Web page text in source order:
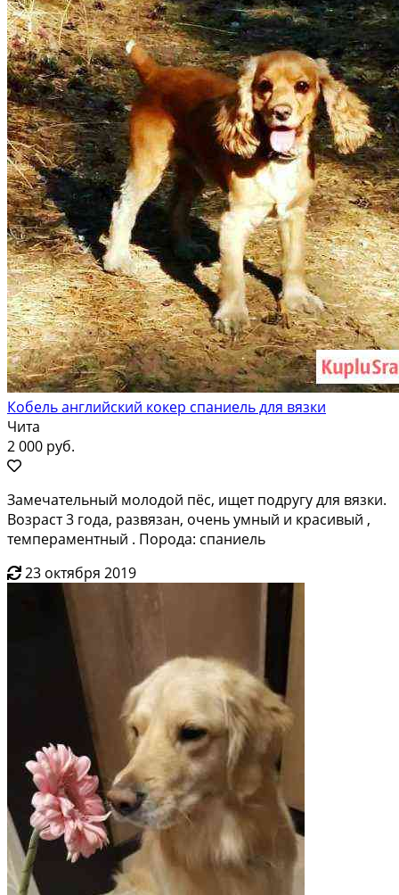
Кобель английский кокер спаниель для вязки
Чита
2 000 руб.
Замечательный молодой пёс, ищет подругу для вязки.
Возраст 3 года, развязан, очень умный и красивый ,
темпераментный . Порода: спаниель
23 октября 2019